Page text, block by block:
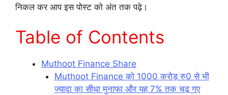
निकल कर आप इस पोस्ट को अंत तक पढ़े।
Table of Contents
Muthoot Finance Share
Muthoot Finance को 1000 करोड़ रु0 से भी
ज्यादा का सीधा मुनाफा और यह 7% तक चढ़ गए